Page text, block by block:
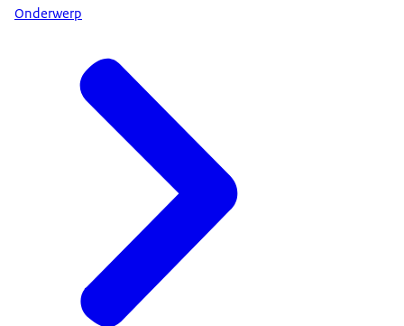
Onderwerp